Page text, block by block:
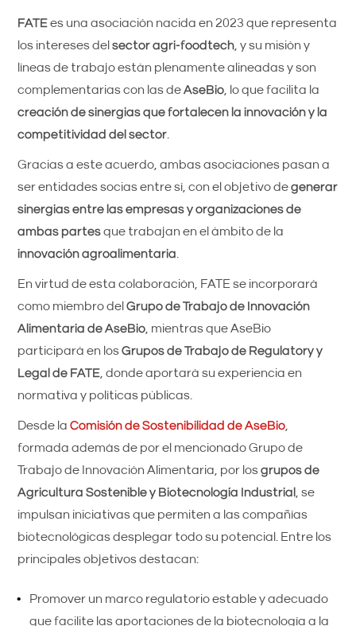
FATEes una asociación nacida en 2023 que representa
los intereses delsector agri-foodtech , y su misión y
líneas de trabajo están plenamente alineadas y son
complementarias con las deAseBio , lo que facilita la
creación de sinergias que fortalecen la innovación y la
competitividad del sector
Gracias a este acuerdo, ambas asociaciones pasan a
ser entidades socias entre sí, con el objetivo degenerar
sinergias entre las empresas y organizaciones de
ambas partesque trabajan en el ámbito de la
innovación agroalimentaria
En virtud de esta colaboración, FATE se incorporará
como miembro delGrupo de Trabajo de Innovación
Alimentaria de AseBio , mientras que AseBio
participará en losGrupos de Trabajo de Regulatory y
Legal de FATE , donde aportará su experiencia en
normativa y políticas públicas.
Desde laComisión de Sostenibilidad de AseBio
formada además de por el mencionado Grupo de
Trabajo de Innovación Alimentaria, por losgrupos de
Agricultura Sostenible y Biotecnología Industrial
, se
impulsan iniciativas que permiten a las compañías
biotecnológicas desplegar todo su potencial. Entre los
principales objetivos destacan:
Promover un marco regulatorio estable y adecuado
que facilite las aportaciones de la biotecnología a la